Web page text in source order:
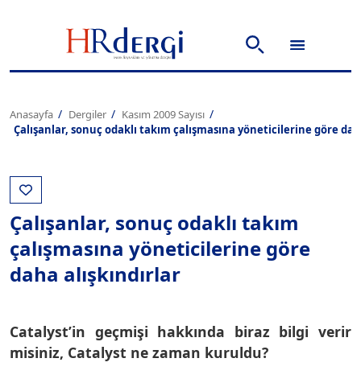
Anasayfa Dergiler
Kasım 2009 Sayısı
Çalışanlar, sonuç odaklı takım çalışmasına yöneticilerine göre
Çalışanlar, sonuç odaklı takım
çalışmasına yöneticilerine göre
daha alışkındırlar
Catalyst’in geçmişi hakkında biraz bilgi verir
misiniz, Catalyst ne zaman kuruldu?